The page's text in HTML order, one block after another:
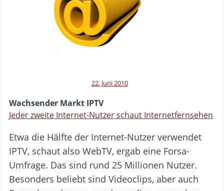
22. Juni 2010
Wachsender Markt IPTV
Jeder zweite Internet-Nutzer schaut Internetfernsehen
Etwa die Hälfte der Internet-Nutzer verwendet
IPTV, schaut also WebTV, ergab eine Forsa-
Umfrage. Das sind rund 25 Millionen Nutzer.
Besonders beliebt sind Videoclips, aber auch